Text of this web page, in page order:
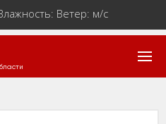
Ветер: м/с